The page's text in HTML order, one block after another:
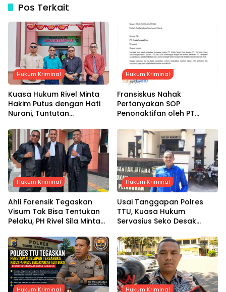
Pos Terkait
Hukum Kriminal
Kuasa Hukum Rivel Minta
Hakim Putus dengan Hati
Nurani, Tuntutan
Depan
Hukum Kriminal
Fransiskus Nahak
Pertanyakan SOP
Penonaktifan oleh PT
Gaji Dua Bulan Belum
Dibayarkan
Hukum Kriminal
Ahli Forensik Tegaskan
Visum Tak Bisa Tentukan
Pelaku, PH Rivel Sila Minta
Fakta Persidangan
Hukum Kriminal
Usai Tanggapan Polres
TTU, Kuasa Hukum
Servasius Seko Desak
Bukti
Hukum Kriminal Hukum Kriminal